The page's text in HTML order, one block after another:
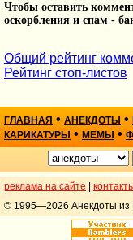
Чтобы оставить
оскорбления и спам -
Общий рейтинг
Рейтинг стоп-листов
ГЛАВНАЯ • АНЕКДОТЫ •
КАРИКАТУРЫ • МЕМЫ •
реклама на сайте
© 1995—2026 Анекдоты из